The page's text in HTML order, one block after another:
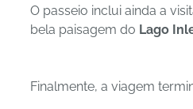
O passeio inclui ainda a
bela paisagem do Lago
Finalmente, a viagem